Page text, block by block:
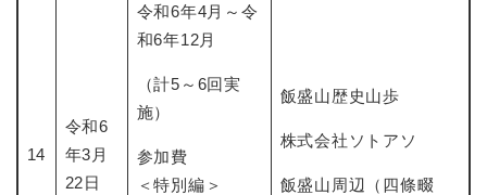
14
令和6
年3月
22日
令和6年4月～令
和6年12月
（計5～6回実
施）
参加費
＜特別編＞
飯盛山歴史山歩
株式会社ソトアソ
飯盛山周辺（四條畷